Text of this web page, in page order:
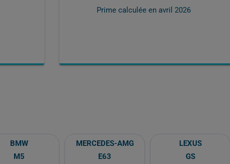
Prime calculée en avril 2026
BMW
M5
MERCEDES-AMG
E63
LEXUS
GS